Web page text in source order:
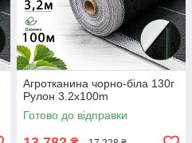
Агротканина чорно-біла 130г
Рулон 3.2x100m
Готово до відправки